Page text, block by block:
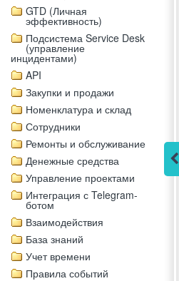
GTD (Личная
эффективность)
Подсистема Service Desk
(управление
инцидентами)
API
Закупки и продажи
Номенклатура и склад
Сотрудники
Ремонты и обслуживание
Денежные средства
Управление проектами
Интеграция с Telegram-
ботом
Взаимодействия
База знаний
Учет времени
Правила событий